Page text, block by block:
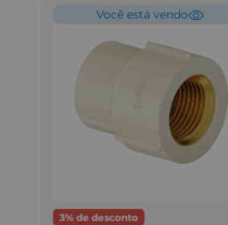
Você está vendo
3% de desconto